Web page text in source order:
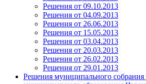
Решения от 09.10.2013
Решения от 04.09.2013
Решения от 26.06.2013
Решения от 15.05.2013
Решения от 03.04.2013
Решения от 20.03.2013
Решения от 26.02.2013
Решения от 29.01.2013
Решения муниципального собрания